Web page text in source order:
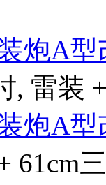
炮A型
, 雷装
炮A型
61cm